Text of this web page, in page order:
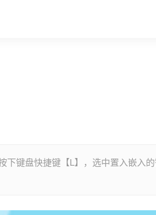
键盘快捷键【L】，选中置入嵌入的